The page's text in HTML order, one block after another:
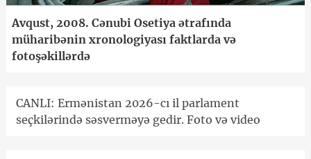
Avqust, 2008. Cənubi Osetiya ətrafında
müharibənin xronologiyası faktlarda və
fotoşəkillərdə
CANLI: Ermənistan 2026-cı il parlament
seçkilərində səsverməyə gedir. Foto və video